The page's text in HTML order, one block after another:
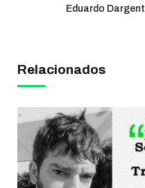
Eduardo Dargent
Relacionados